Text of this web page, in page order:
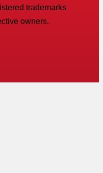
trademarks
owners.